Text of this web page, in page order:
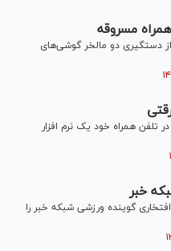
مسروقه
دستگیری دو مالخر گوشی‌های
تلفن همراه خود یک نرم افزار
خبر
گوینده ورزشی شبکه خبر را